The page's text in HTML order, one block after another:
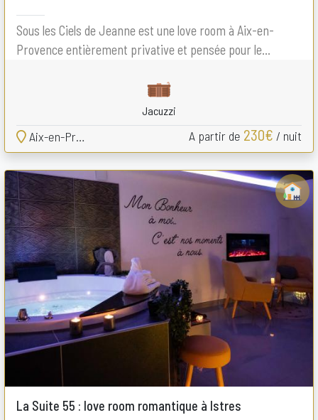
Sous les Ciels de Jeanne est une love room à Aix-en-
Provence entièrement privative et pensée pour le...
Jacuzzi
Aix-en-Provence A partir de 230€ / nuit
La Suite 55 : love room romantique à Istres